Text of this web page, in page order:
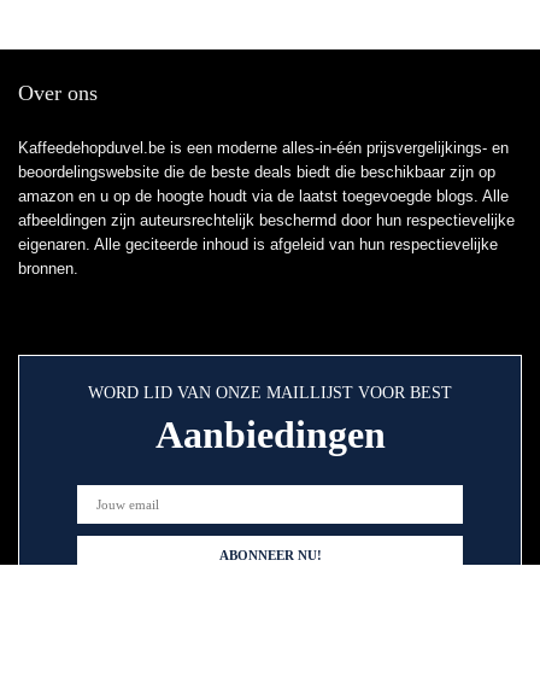
Over ons
Kaffeedehopduvel.be is een moderne alles-in-één prijsvergelijkings- en
beoordelingswebsite die de beste deals biedt die beschikbaar zijn op
amazon en u op de hoogte houdt via de laatst toegevoegde blogs. Alle
afbeeldingen zijn auteursrechtelijk beschermd door hun respectievelijke
eigenaren. Alle geciteerde inhoud is afgeleid van hun respectievelijke
bronnen.
WORD LID VAN ONZE MAILLIJST VOOR BEST
Aanbiedingen